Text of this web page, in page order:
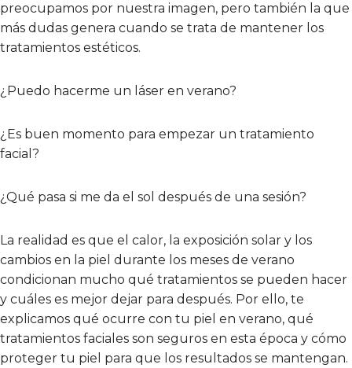
preocupamos por nuestra imagen, pero también la que
más dudas genera cuando se trata de mantener los
tratamientos estéticos.
¿Puedo hacerme un láser en verano?
¿Es buen momento para empezar un tratamiento
facial?
¿Qué pasa si me da el sol después de una sesión?
La realidad es que el calor, la exposición solar y los
cambios en la piel durante los meses de verano
condicionan mucho qué tratamientos se pueden hacer
y cuáles es mejor dejar para después. Por ello, te
explicamos qué ocurre con tu piel en verano, qué
tratamientos faciales son seguros en esta época y cómo
proteger tu piel para que los resultados se mantengan.